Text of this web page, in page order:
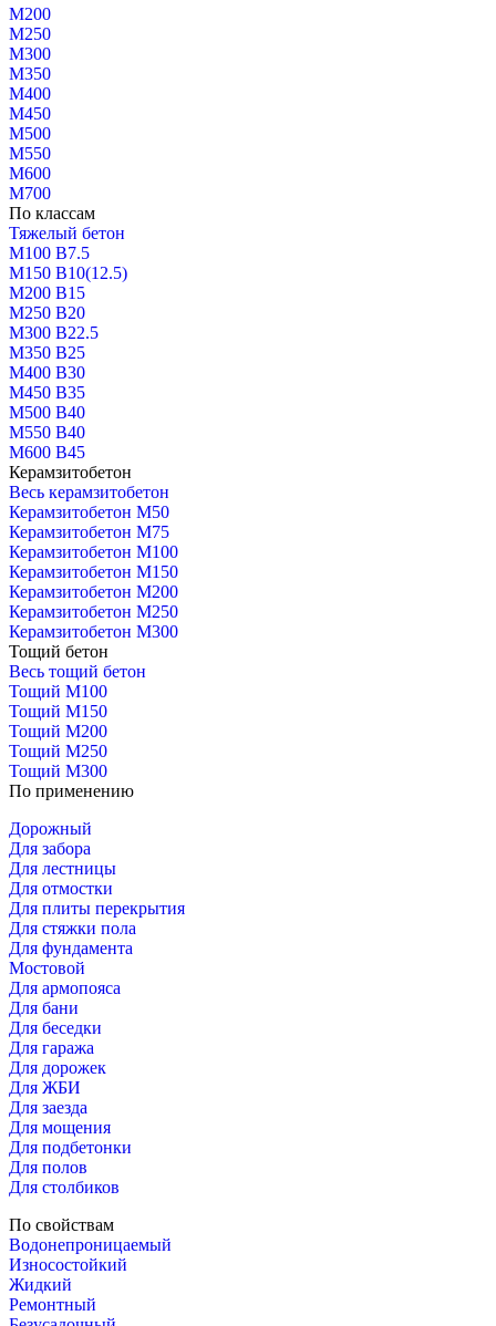
М200
М250
М300
М350
М400
М450
М500
М550
М600
М700
По классам
Тяжелый бетон
М100 В7.5
М150 В10(12.5)
М200 В15
М250 В20
М300 В22.5
М350 В25
М400 В30
М450 В35
М500 В40
М550 В40
М600 В45
Керамзитобетон
Весь керамзитобетон
Керамзитобетон М50
Керамзитобетон М75
Керамзитобетон М100
Керамзитобетон М150
Керамзитобетон М200
Керамзитобетон М250
Керамзитобетон М300
Тощий бетон
Весь тощий бетон
Тощий М100
Тощий М150
Тощий М200
Тощий М250
Тощий М300
По применению
Дорожный
Для забора
Для лестницы
Для отмостки
Для плиты перекрытия
Для стяжки пола
Для фундамента
Мостовой
Для армопояса
Для бани
Для беседки
Для гаража
Для дорожек
Для ЖБИ
Для заезда
Для мощения
Для подбетонки
Для полов
Для столбиков
По свойствам
Водонепроницаемый
Износостойкий
Жидкий
Ремонтный